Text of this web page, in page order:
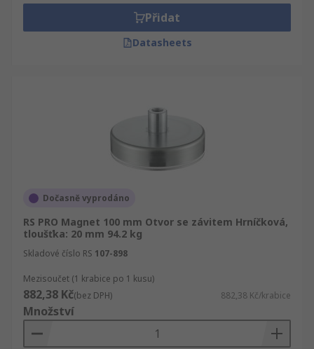
nás kompletní technické informace. Magnety a
magnetické pásky - nabízíme podporu
vynikajících inženýrů a informační a poradenský
Přidat
Datasheets
Dočasně vyprodáno
RS PRO Magnet 100 mm Otvor se závitem Hrníčková,
tloušťka: 20 mm 94.2 kg
Skladové číslo RS 107-898
Mezisoučet (1 krabice po 1 kusu)
882,38 Kč(bez DPH) 882,38 Kč/krabice
Množství